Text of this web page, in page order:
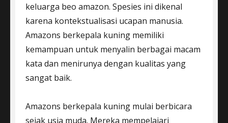
keluarga beo amazon. Spesies ini dikenal
karena kontekstualisasi ucapan manusia.
Amazons berkepala kuning memiliki
kemampuan untuk menyalin berbagai macam
kata dan menirunya dengan kualitas yang
sangat baik.
Amazons berkepala kuning mulai berbicara
sejak usia muda. Mereka mempelajari